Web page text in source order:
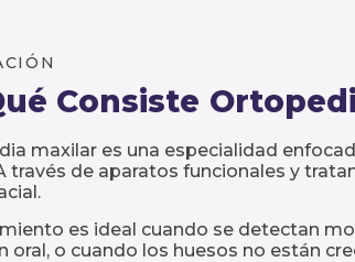
Consiste
maxilar es una especialidad
través de aparatos funcionales y
es ideal cuando se detectan
oral, o cuando los huesos no están